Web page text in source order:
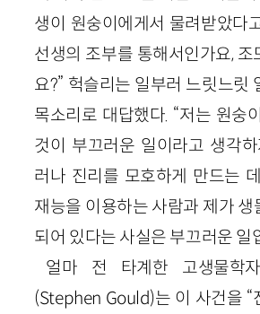
생이 원숭이에게서 물려받았다
선생의 조부를 통해서인가요,
요?” 헉슬리는 일부러 느릿느릿
목소리로 대답했다. “저는 원숭
것이 부끄러운 일이라고 생각
러나 진리를 모호하게 만드는
재능을 이용하는 사람과 제가
되어 있다는 사실은 부끄러운 일
얼마 전 타계한 고생물학
(Stephen Gould)는 이 사건을 “